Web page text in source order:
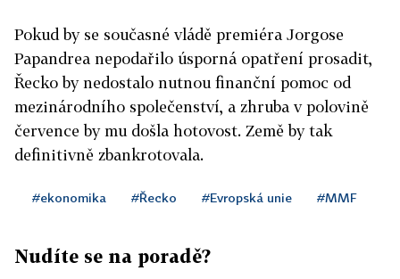
Pokud by se současné vládě premiéra Jorgose
Papandrea nepodařilo úsporná opatření prosadit,
Řecko by nedostalo nutnou finanční pomoc od
mezinárodního společenství, a zhruba v polovině
července by mu došla hotovost. Země by tak
definitivně zbankrotovala.
#ekonomika #Řecko #Evropská unie #MMF
Nudíte se na poradě?